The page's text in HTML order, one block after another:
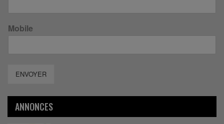
Mobile
ENVOYER
ANNONCES